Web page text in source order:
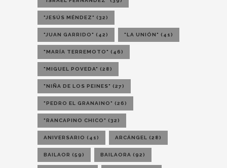
"JESÚS MÉNDEZ" (32)
"JUAN GARRIDO" (42) "LA UNIÓN" (41)
"MARÍA TERREMOTO" (46)
"MIGUEL POVEDA" (28)
"NIÑA DE LOS PEINES" (27)
"PEDRO EL GRANAINO" (26)
"RANCAPINO CHICO" (32)
ANIVERSARIO (41) ARCÁNGEL (28)
BAILAOR (59) BAILAORA (92)